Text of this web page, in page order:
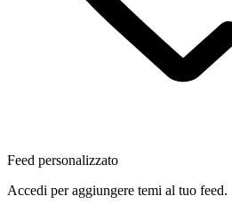
Feed personalizzato
Accedi per aggiungere temi al tuo feed.